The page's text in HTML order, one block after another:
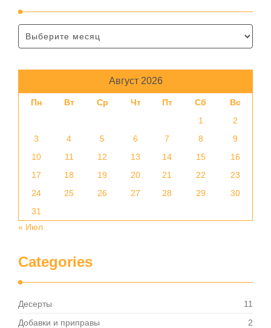
Август 2026
Пн Вт Ср Чт Пт Сб
Вс
1
2
3
4 5 6 7 8
9
10
11 12 13 14 15
16
17
18 19 20 21 22
23
24
25 26 27 28 29
30
31
« Июл
Categories
Десерты
11
Добавки и приправы
2